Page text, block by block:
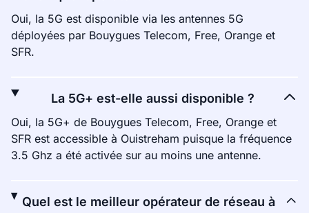
Oui, la 5G est disponible via les antennes 5G
déployées par Bouygues Telecom, Free, Orange et
SFR.
La 5G+ est-elle aussi disponible ?
Oui, la 5G+ de Bouygues Telecom, Free, Orange et
SFR est accessible à Ouistreham puisque la fréquence
3.5 Ghz a été activée sur au moins une antenne.
Quel est le meilleur opérateur de réseau à